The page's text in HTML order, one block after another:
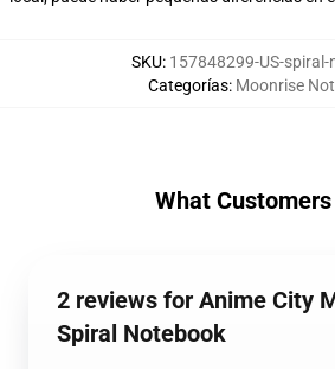
SKU: 157848299-US-
Categorías: Moonrise
What Customers
2 reviews for Anime City
Spiral Notebook